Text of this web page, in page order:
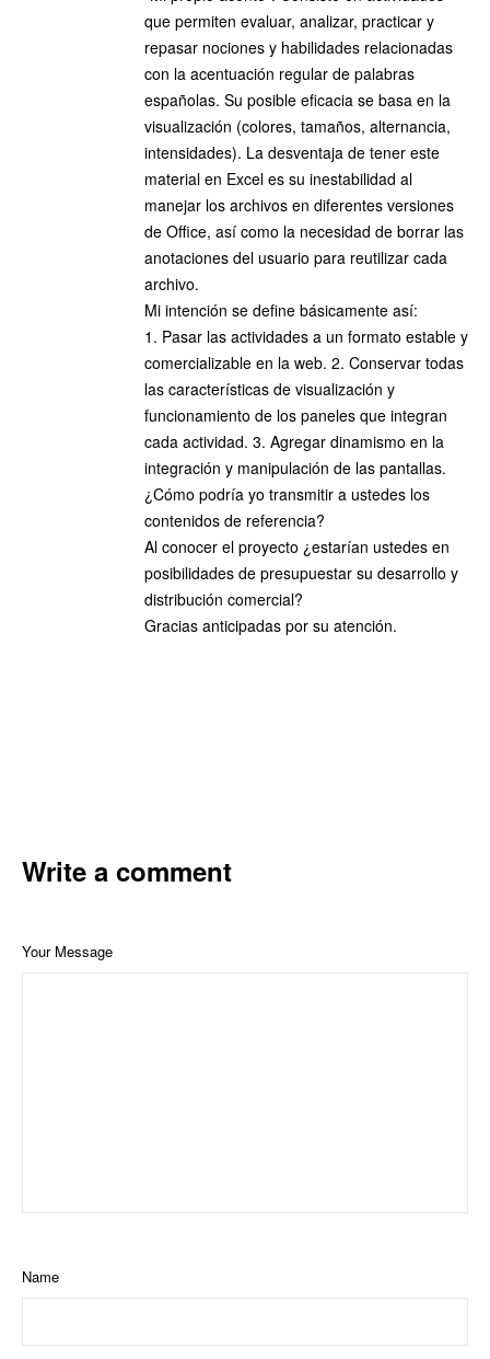
que permiten evaluar, analizar, practicar y
repasar nociones y habilidades relacionadas
con la acentuación regular de palabras
españolas. Su posible eficacia se basa en la
visualización (colores, tamaños, alternancia,
intensidades). La desventaja de tener este
material en Excel es su inestabilidad al
manejar los archivos en diferentes versiones
de Office, así como la necesidad de borrar las
anotaciones del usuario para reutilizar cada
archivo.
Mi intención se define básicamente así:
1. Pasar las actividades a un formato estable y
comercializable en la web. 2. Conservar todas
las características de visualización y
funcionamiento de los paneles que integran
cada actividad. 3. Agregar dinamismo en la
integración y manipulación de las pantallas.
¿Cómo podría yo transmitir a ustedes los
contenidos de referencia?
Al conocer el proyecto ¿estarían ustedes en
posibilidades de presupuestar su desarrollo y
distribución comercial?
Gracias anticipadas por su atención.
Write a comment
Your Message
Name